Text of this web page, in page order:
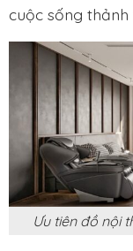
cuộc sống
Ưu tiên đồ nội